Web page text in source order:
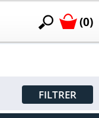
(0)
FILTRER